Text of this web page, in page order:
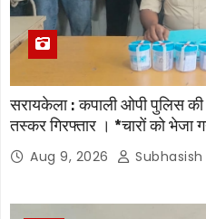
सरायकेला : कपाली ओपी पुलिस
तस्कर गिरफ्तार । *चारों को भेजा
Aug 9, 2026